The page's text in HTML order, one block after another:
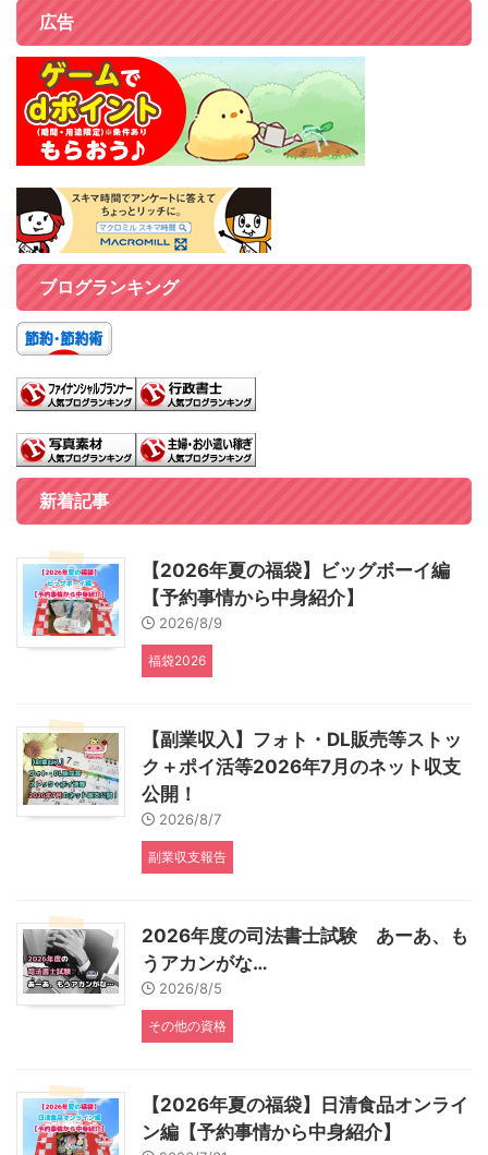
広告
ブログランキング
新着記事
【2026年夏の福袋】ビッグボーイ編
【予約事情から中身紹介】
2026/8/9
福袋2026
【副業収入】フォト・DL販売等ストッ
ク＋ポイ活等2026年7月のネット収支
公開！
2026/8/7
副業収支報告
2026年度の司法書士試験 あーあ、も
うアカンがな…
2026/8/5
その他の資格
【2026年夏の福袋】日清食品オンライ
ン編【予約事情から中身紹介】